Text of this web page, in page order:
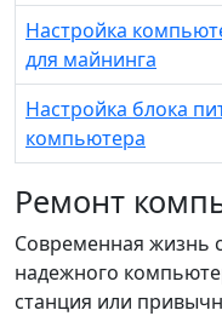
Настройка
для майнинга
Настройка блока
компьютера
Ремонт
Современная жизнь
надежного
станция или